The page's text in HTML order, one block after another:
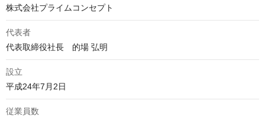
株式会社プライムコンセプト
代表者
代表取締役社長　的場 弘明
設立
平成24年7月2日
従業員数